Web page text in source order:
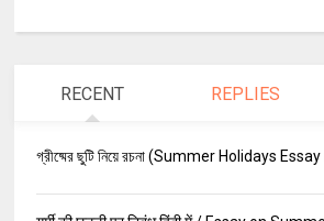
RECENT REPLIES
গ্রীষ্মের ছুটি নিয়ে রচনা (Summer Holidays